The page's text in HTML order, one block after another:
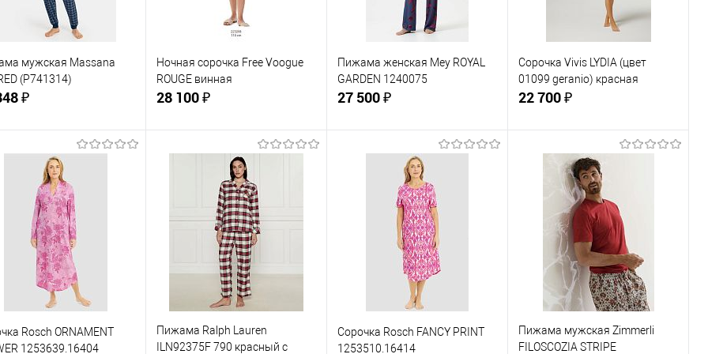
мужская Massana
(P741314)
₽
В корзину
Купить в 1
В избранное
одежды:
Ночная сорочка Free Voogue
ROUGE винная
28 100 ₽
В корзину
Купить в 1
клик
В избранное
Размер одежды:
Пижама женская Mey ROYAL
GARDEN 1240075
27 500 ₽
В корзину
Купить в 1
В избранное
Размер одежды:
Сорочка Vivis LYDIA (цвет
01099 geranio) красная
22 700 ₽
В корзину
Купить в 1
В избранное В наличии
Размер одежды:
Rosch ORNAMENT
1253639.16404
Пижама Ralph Lauren
ILN92375F 790 красный с
Сорочка Rosch FANCY PRINT
1253510.16414
Пижама мужская Zimmerli
FILOSCOZIA STRIPE